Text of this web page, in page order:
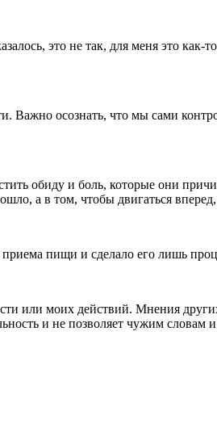
это не так, для меня это как-
Важно осознать, что мы сами
обиду и боль, которые они
а в том, чтобы двигаться
пищи и сделало его лишь
или моих действий. Мнения
и не позволяет чужим